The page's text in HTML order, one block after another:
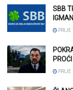
SBB
PRIJE
PROĆI
PRIJE